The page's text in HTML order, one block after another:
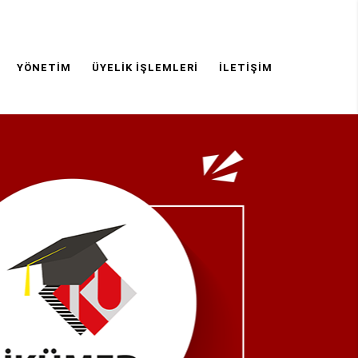
YÖNETIM ÜYELIK İŞLEMLERI İLETIŞIM